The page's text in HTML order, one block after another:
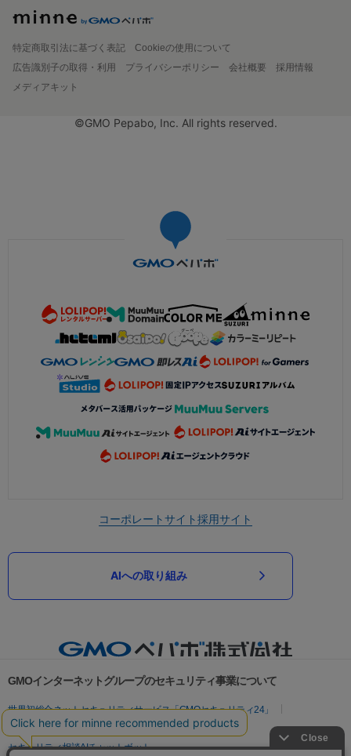
特定商取引法に基づく表記
Cookieの使用について
広告識別子の取得・利用
プライバシーポリシー 会社概要
採用情報
メディアキット
©GMO Pepabo, Inc. All rights reserved.
コーポレートサイト採用サイト
AIへの取り組み
GMOインターネットグループのセキュリティ事業について
世界初総合ネットセキュリティサービス「GMOセキュリティ24」
パスワード漏洩診断
Webサイトリスク診断
セキュリティ相談AIチャットボット